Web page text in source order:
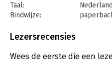
Taal:
Bindwijze:
Uitgever:
Verschijningsdatum:
11-5-2026
Lezersrecensies
Wees de eerste die een